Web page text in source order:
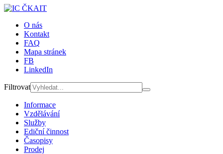
O nás
Kontakt
FAQ
Mapa stránek
FB
LinkedIn
Filtrovat
Informace
Vzdělávání
Služby
Ediční činnost
Časopisy
Prodej